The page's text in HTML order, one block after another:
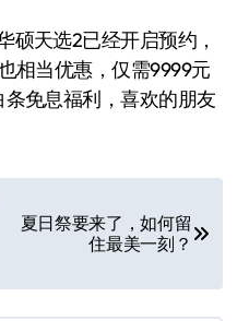
天选2已经开启预约，
相当优惠，仅需9999元
免息福利，喜欢的朋友
夏日祭要来了，如何留
住最美一刻？